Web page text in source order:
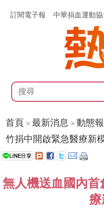
訂閱電子報 中華捐血運動協
首頁 >最新消息 >動態
竹捐中開啟緊急醫療新
無人機送血國內
療